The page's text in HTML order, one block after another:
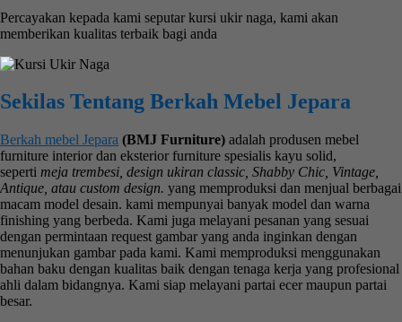
Percayakan kepada kami seputar kursi ukir naga, kami akan
memberikan kualitas terbaik bagi anda
Sekilas Tentang Berkah Mebel Jepara
Berkah mebel Jepara (BMJ Furniture) adalah produsen mebel
furniture interior dan eksterior furniture spesialis kayu solid,
seperti meja trembesi, design ukiran classic, Shabby Chic, Vintage,
Antique, atau custom design. yang memproduksi dan menjual berbagai
macam model desain. kami mempunyai banyak model dan warna
finishing yang berbeda. Kami juga melayani pesanan yang sesuai
dengan permintaan request gambar yang anda inginkan dengan
menunjukan gambar pada kami. Kami memproduksi menggunakan
bahan baku dengan kualitas baik dengan tenaga kerja yang profesional
ahli dalam bidangnya. Kami siap melayani partai ecer maupun partai
besar.